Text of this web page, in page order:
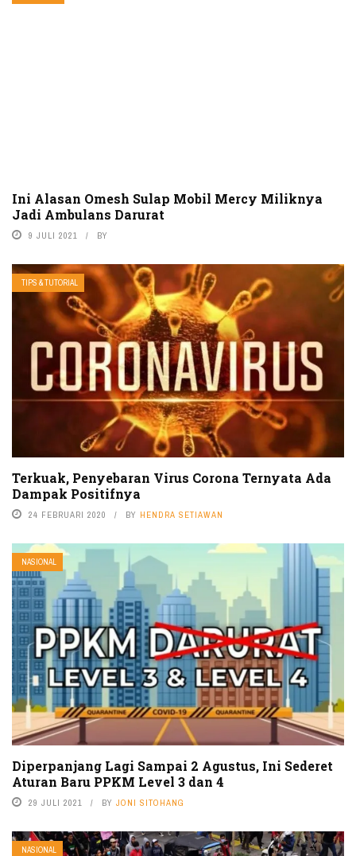
Ini Alasan Omesh Sulap Mobil Mercy Miliknya
Jadi Ambulans Darurat
9 JULI 2021 BY
TIPS & TUTORIAL
Terkuak, Penyebaran Virus Corona Ternyata Ada
Dampak Positifnya
24 FEBRUARI 2020 BY HENDRA SETIAWAN
NASIONAL
Diperpanjang Lagi Sampai 2 Agustus, Ini Sederet
Aturan Baru PPKM Level 3 dan 4
29 JULI 2021 BY JONI SITOHANG
NASIONAL